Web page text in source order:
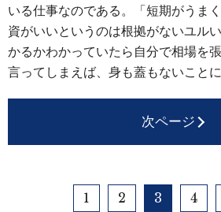
いる仕事なのである。「短期がうま
資がいいというのは根拠がないユル
かるかわかっていたら自分で相場を
言ってしまえば、身も蓋もないこと
次ページ
1 2 3 4